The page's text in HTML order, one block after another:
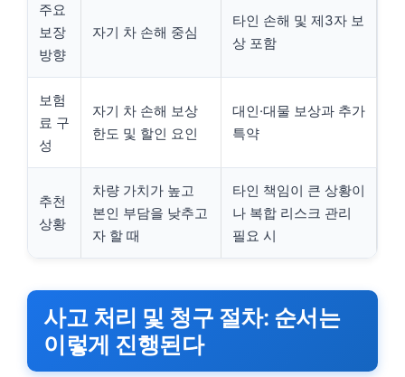
주요
보장
방향
자기 차 손해 중심
타인 손해 및 제3자 보
상 포함
보험
료 구
성
자기 차 손해 보상
한도 및 할인 요인
대인·대물 보상과 추가
특약
추천
상황
차량 가치가 높고
본인 부담을 낮추고
자 할 때
타인 책임이 큰 상황이
나 복합 리스크 관리
필요 시
사고 처리 및 청구 절차: 순서는
이렇게 진행된다